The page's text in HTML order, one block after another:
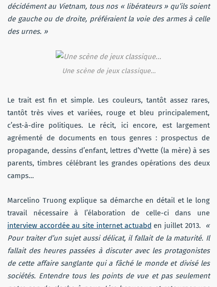
décidément au Vietnam, tous nos « libérateurs » qu’ils soient
de gauche ou de droite, préféraient la voie des armes à celle
des urnes. »
Une scène de jeux classique…
Le trait est fin et simple. Les couleurs, tantôt assez rares,
tantôt très vives et variées, rouge et bleu principalement,
c’est-à-dire politiques. Le récit, ici encore, est largement
agrémenté de documents en tous genres : prospectus de
propagande, dessins d’enfant, lettres d’Yvette (la mère) à ses
parents, timbres célébrant les grandes opérations des deux
camps…
Marcelino Truong explique sa démarche en détail et le long
travail nécessaire à l’élaboration de celle-ci dans une
interview accordée au site internet actuabd en juillet 2013.
«
Pour traiter d’un sujet aussi délicat, il fallait de la maturité. Il
fallait des heures passées à discuter avec les protagonistes
de cette affaire sanglante qui a fâché le monde et divisé les
sociétés. Entendre tous les points de vue et pas seulement